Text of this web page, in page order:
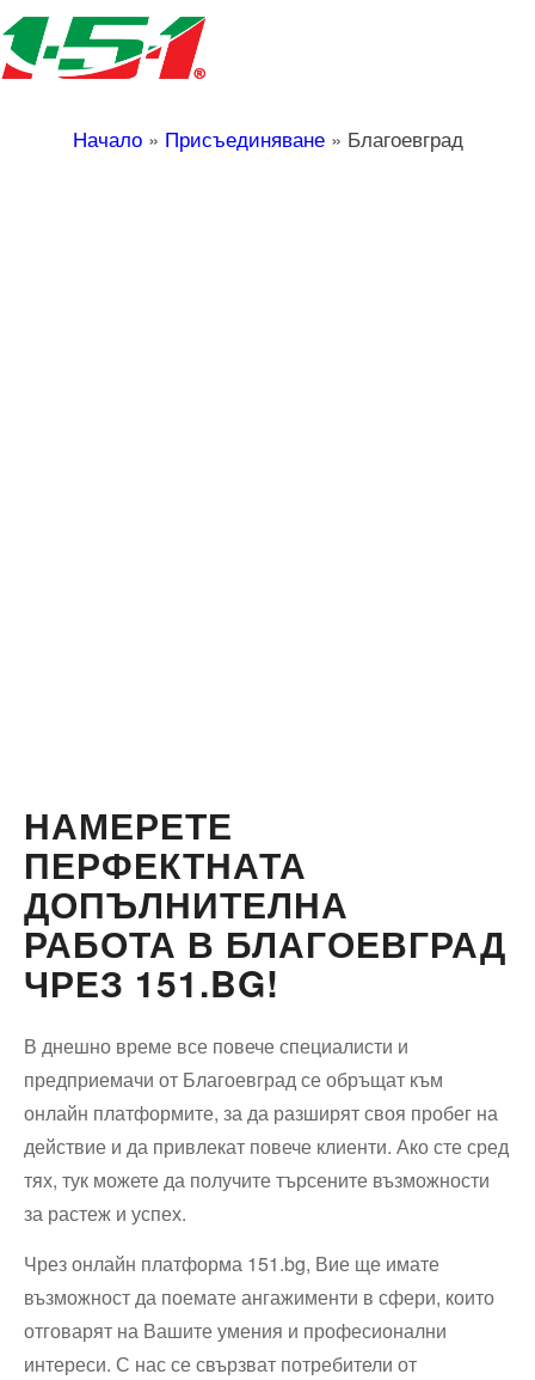
Начало» Присъединяване» Благоевград
НАМЕРЕТЕ
ПЕРФЕКТНАТА
ДОПЪЛНИТЕЛНА
РАБОТА В БЛАГОЕВГРАД
ЧРЕЗ 151.BG!
В днешно време все повече специалисти и
предприемачи от Благоевград се обръщат към
онлайн платформите, за да разширят своя пробег на
действие и да привлекат повече клиенти. Ако сте сред
тях, тук можете да получите търсените възможности
за растеж и успех.
Чрез онлайн платформа 151.bg, Вие ще имате
възможност да поемате ангажименти в сфери, които
отговарят на Вашите умения и професионални
интереси. С нас се свързват потребители от